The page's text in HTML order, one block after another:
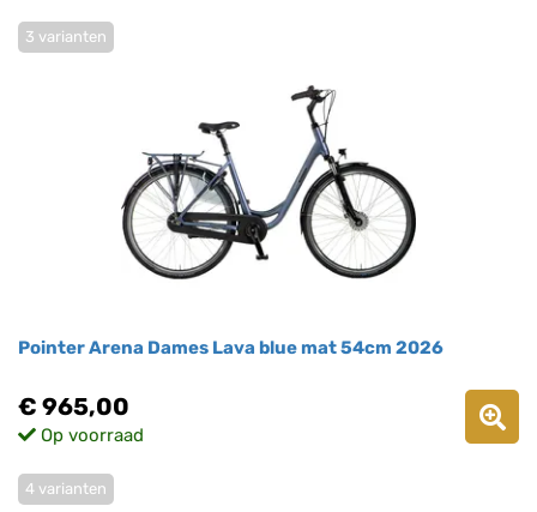
Pointer Arena Dames Lava blue mat 54cm 2026
3 varianten
€ 965,00
Op voorraad
4 varianten